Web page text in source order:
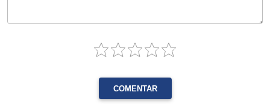
COMENTAR